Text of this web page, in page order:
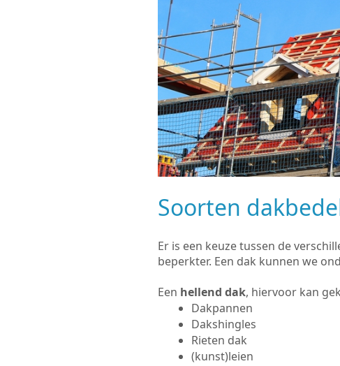
Soorten
Er is een keuze tussen de
beperkter. Een dak kunnen we
Een hellend dak, hiervoor kan
Dakpannen
Dakshingles
Rieten dak
(kunst)leien